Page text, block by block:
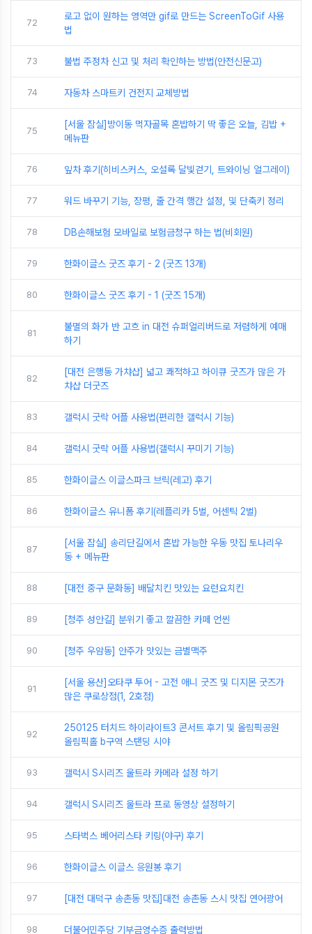
72
로고 없이 원하는 영역만 gif로 만드는 ScreenToGif 사용
법
73 불법 주정차 신고 및 처리 확인하는 방법(안전신문고)
74 자동차 스마트키 건전지 교체방법
75
[서울 잠실]방이동 먹자골목 혼밥하기 딱 좋은 오늘, 김밥 +
메뉴판
76 잎차 후기(히비스커스, 오설록 달빛걷기, 트와이닝 얼그레이)
77 워드 바꾸기 기능, 장평, 줄 간격 행간 설정, 및 단축키 정리
78 DB손해보험 모바일로 보험금청구 하는 법(비회원)
79 한화이글스 굿즈 후기 - 2 (굿즈 13개)
80 한화이글스 굿즈 후기 - 1 (굿즈 15개)
81
불멸의 화가 반 고흐 in 대전 슈퍼얼리버드로 저렴하게 예매
하기
82
[대전 은행동 가챠샵] 넓고 쾌적하고 하이큐 굿즈가 많은 가
챠샵 더굿즈
83 갤럭시 굿락 어플 사용법(편리한 갤럭시 기능)
84 갤럭시 굿락 어플 사용법(갤럭시 꾸미기 기능)
85 한화이글스 이글스파크 브릭(레고) 후기
86 한화이글스 유니폼 후기(레플리카 5벌, 어센틱 2벌)
87
[서울 잠실] 송리단길에서 혼밥 가능한 우동 맛집 토나리우
동 + 메뉴판
88 [대전 중구 문화동] 배달치킨 맛있는 요런요치킨
89 [청주 성안길] 분위기 좋고 깔끔한 카페 언씬
90 [청주 우암동] 안주가 맛있는 금별맥주
91
[서울 용산]오타쿠 투어 - 고전 애니 굿즈 및 디지몬 굿즈가
많은 쿠로상점(1, 2호점)
92
250125 터치드 하이라이트3 콘서트 후기 및 올림픽공원
올림픽홀 b구역 스탠딩 시야
93 갤럭시 S시리즈 울트라 카메라 설정 하기
94 갤럭시 S시리즈 울트라 프로 동영상 설정하기
95 스타벅스 베어리스타 키링(야구) 후기
96 한화이글스 이글스 응원봉 후기
97 [대전 대덕구 송촌동 맛집]대전 송촌동 스시 맛집 연어광어
98 더불어민주당 기부금영수증 출력방법